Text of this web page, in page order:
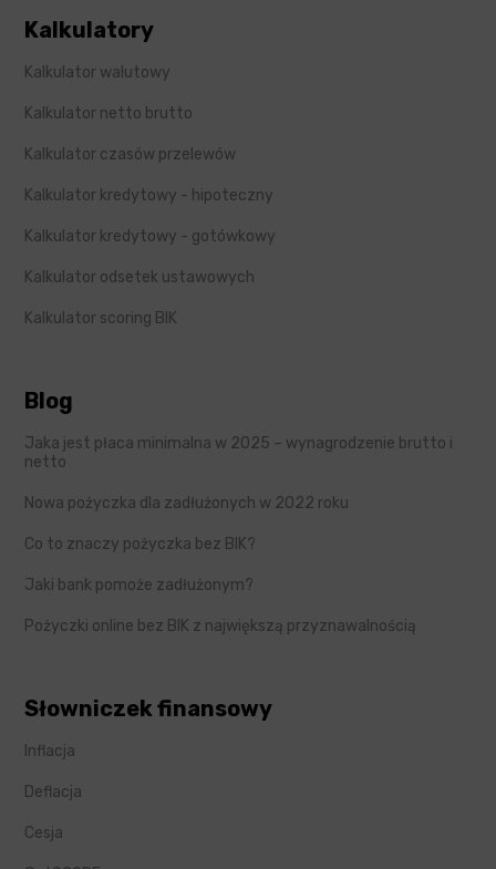
Kalkulatory
Kalkulator walutowy
Kalkulator netto brutto
Kalkulator czasów przelewów
Kalkulator kredytowy - hipoteczny
Kalkulator kredytowy - gotówkowy
Kalkulator odsetek ustawowych
Kalkulator scoring BIK
Blog
Jaka jest płaca minimalna w 2025 – wynagrodzenie brutto i
netto
Nowa pożyczka dla zadłużonych w 2022 roku
Co to znaczy pożyczka bez BIK?
Jaki bank pomoże zadłużonym?
Pożyczki online bez BIK z największą przyznawalnością
Słowniczek finansowy
Inflacja
Deflacja
Cesja